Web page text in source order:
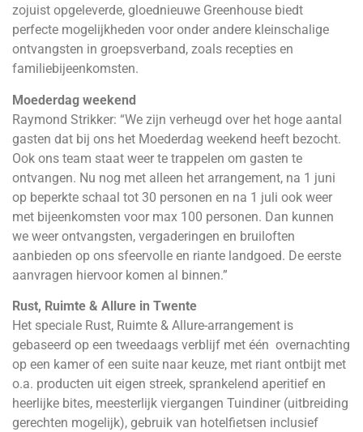
zojuist opgeleverde, gloednieuwe Greenhouse biedt
perfecte mogelijkheden voor onder andere kleinschalige
ontvangsten in groepsverband, zoals recepties en
familiebijeenkomsten.
Moederdag weekend
Raymond Strikker: “We zijn verheugd over het hoge aantal
gasten dat bij ons het Moederdag weekend heeft bezocht.
Ook ons team staat weer te trappelen om gasten te
ontvangen. Nu nog met alleen het arrangement, na 1 juni
op beperkte schaal tot 30 personen en na 1 juli ook weer
met bijeenkomsten voor max 100 personen. Dan kunnen
we weer ontvangsten, vergaderingen en bruiloften
aanbieden op ons sfeervolle en riante landgoed. De eerste
aanvragen hiervoor komen al binnen.”
Rust, Ruimte & Allure in Twente
Het speciale Rust, Ruimte & Allure-arrangement is
gebaseerd op een tweedaags verblijf met één overnachting
op een kamer of een suite naar keuze, met riant ontbijt met
o.a. producten uit eigen streek, sprankelend aperitief en
heerlijke bites, meesterlijk viergangen Tuindiner (uitbreiding
gerechten mogelijk), gebruik van hotelfietsen inclusief